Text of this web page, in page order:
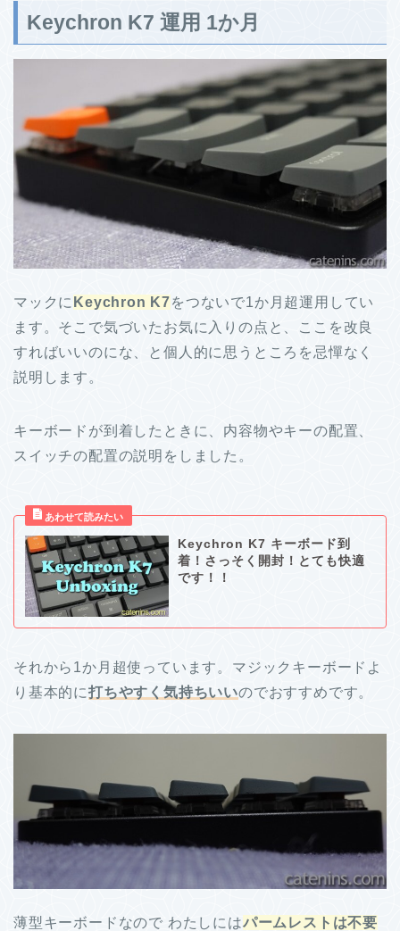
Keychron K7 運用 1か月
マックに Keychron K7をつないで1か月超運用してい
ます。そこで気づいたお気に入りの点と、ここを改良
すればいいのにな、と個人的に思うところを忌憚なく
説明します。
キーボードが到着したときに、内容物やキーの配置、
スイッチの配置の説明をしました。
Keychron K7 キーボード到
着！さっそく開封！とても快適
です！！
それから1か月超使っています。マジックキーボードよ
り基本的に打ちやすく気持ちいいのでおすすめです。
薄型キーボードなので わたしにはパームレストは不要